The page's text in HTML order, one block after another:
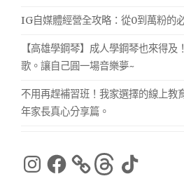
IG自媒體經營全攻略：從0到萬粉的
【高雄學鋼琴】成人學鋼琴也來得
歌。讓自己圓一場音樂夢~
不用再趕補習班！我家選擇的線上
年家長真心分享篇。
Instagram
Facebook ThreadsTikTok